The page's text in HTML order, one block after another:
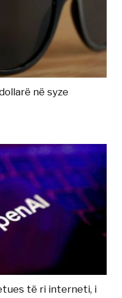
në syze
të ri interneti, i